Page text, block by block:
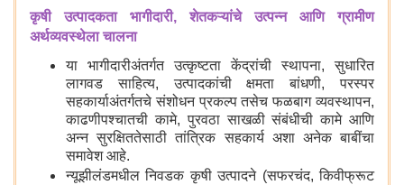
कृषी उत्पादकता भागीदारी, शेतकऱ्यांचे उत्पन्न आणि ग्रामीण
अर्थव्यवस्थेला चालना
या भागीदारीअंतर्गत उत्कृष्टता केंद्रांची स्थापना, सुधारित
लागवड साहित्य, उत्पादकांची क्षमता बांधणी, परस्पर
सहकार्याअंतर्गतचे संशोधन प्रकल्प तसेच फळबाग व्यवस्थापन,
काढणीपश्चातची कामे, पुरवठा साखळी संबंधीची कामे आणि
अन्न सुरक्षिततेसाठी तांत्रिक सहकार्य अशा अनेक बाबींचा
समावेश आहे.
न्यूझीलंडमधील निवडक कृषी उत्पादने (सफरचंद, किवीफ्रूट